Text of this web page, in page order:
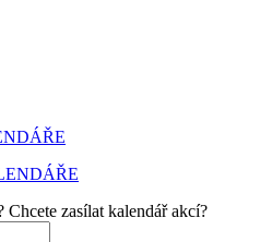
zasílat kalendář akcí?